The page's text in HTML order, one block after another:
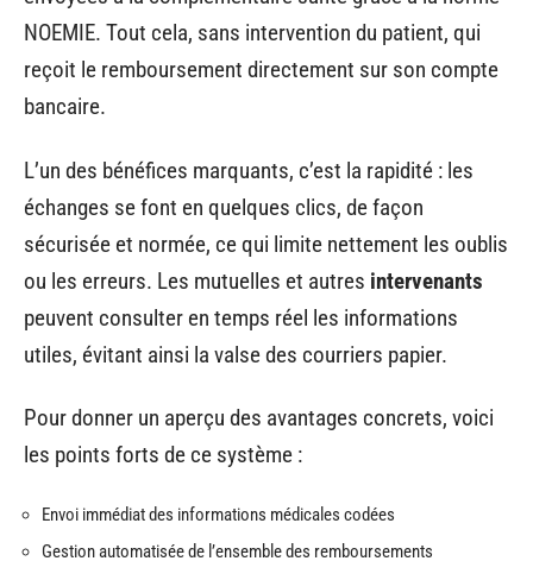
NOEMIE. Tout cela, sans intervention du patient, qui
reçoit le remboursement directement sur son compte
bancaire.
L’un des bénéfices marquants, c’est la rapidité : les
échanges se font en quelques clics, de façon
sécurisée et normée, ce qui limite nettement les oublis
ou les erreurs. Les mutuelles et autres intervenants
peuvent consulter en temps réel les informations
utiles, évitant ainsi la valse des courriers papier.
Pour donner un aperçu des avantages concrets, voici
les points forts de ce système :
Envoi immédiat des informations médicales codées
Gestion automatisée de l’ensemble des remboursements